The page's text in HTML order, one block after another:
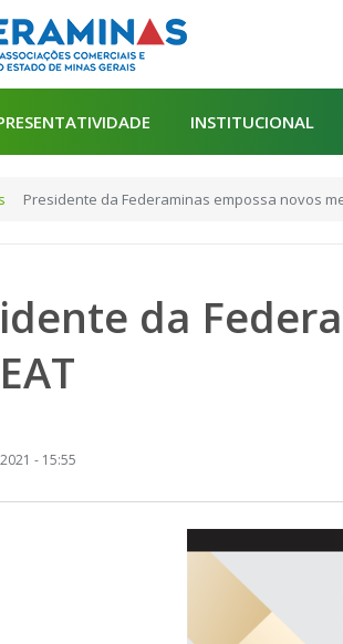
INSTITUCIONAL
Presidente da Federaminas empossa novos
da
- 15:55